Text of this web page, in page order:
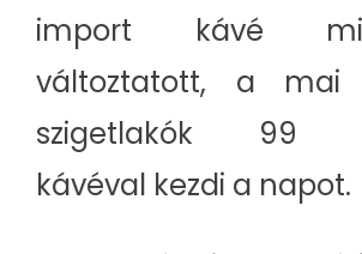
import kávé
változtatott, a
szigetlakók 99
kávéval kezdi a napot.